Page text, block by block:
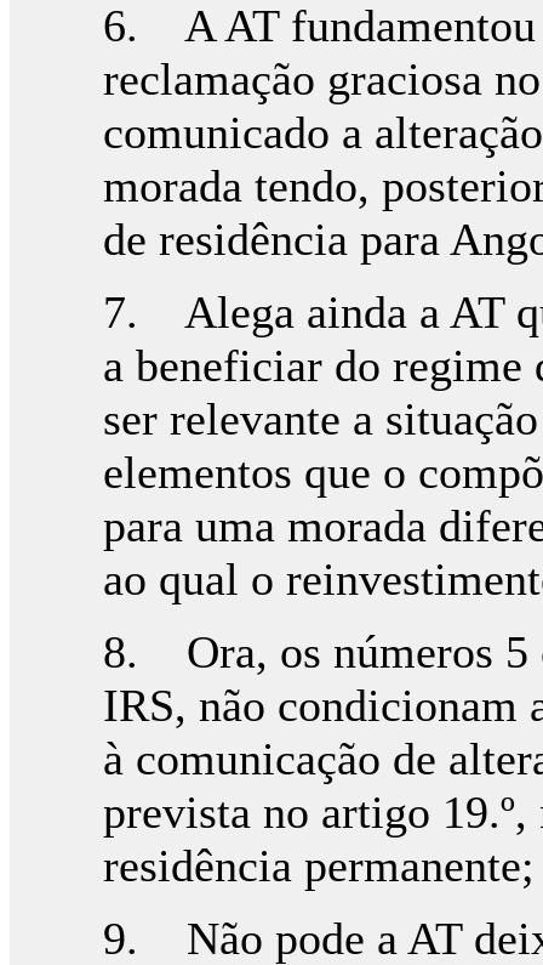
6. A AT fundamentou
reclamação graciosa
comunicado a
morada tendo,
de residência para
7. Alega ainda a AT
a beneficiar do regime
ser relevante a
elementos que o
para uma morada
ao qual o
8. Ora, os números 5
IRS, não condicionam
à comunicação de
prevista no artigo 19.º,
residência permanente;
9. Não pode a AT